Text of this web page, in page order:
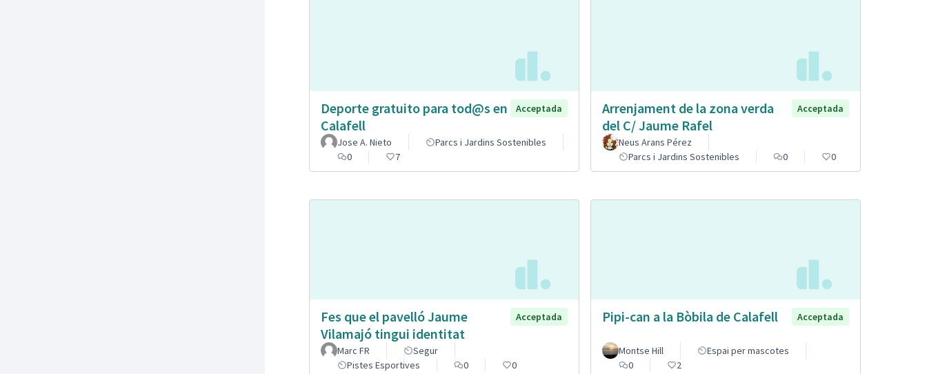
Deporte gratuito para tod@s en
Calafell
Acceptada
Jose A. Nieto
Parcs i Jardins Sostenibles
0
7
Arrenjament de la zona verda
del C/ Jaume Rafel
Acceptada
Neus Arans Pérez
Parcs i Jardins Sostenibles
0 0
Fes que el pavelló Jaume
Vilamajó tingui identitat
Acceptada
Marc FR
Segur
Pistes Esportives
0 0
Pipi-can a la Bòbila de Calafell Acceptada
Montse Hill
Espai per mascotes
0
2